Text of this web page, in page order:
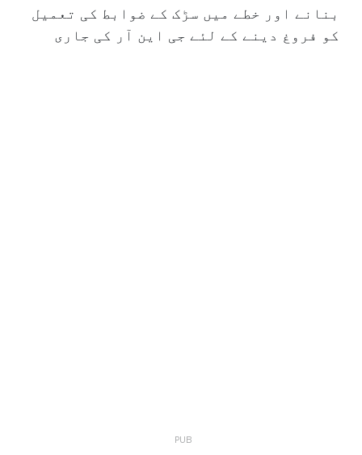
بنانے اور خطے میں سڑک کے ضوابط کی تعمیل
کو فروغ دینے کے لئے جی این آر کی جاری